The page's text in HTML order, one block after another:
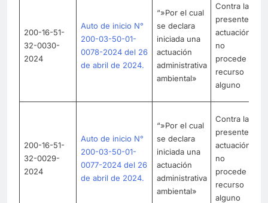
200-16-51-
32-0030-
2024
Auto de inicio N°
200-03-50-01-
0078-2024 del 26
de abril de 2024.
“»Por el cual
se declara
iniciada una
actuación
administrativa
ambiental»
Contra la
presente
actuación
no
procede
recurso
alguno
200-16-51-
32-0029-
2024
Auto de inicio N°
200-03-50-01-
0077-2024 del 26
de abril de 2024.
“»Por el cual
se declara
iniciada una
actuación
administrativa
ambiental»
Contra la
presente
actuación
no
procede
recurso
alguno